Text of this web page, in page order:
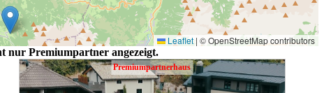
Leaflet | © OpenStreetMap contributors
nur Premiumpartner angezeigt.
Premiumpartnerhaus